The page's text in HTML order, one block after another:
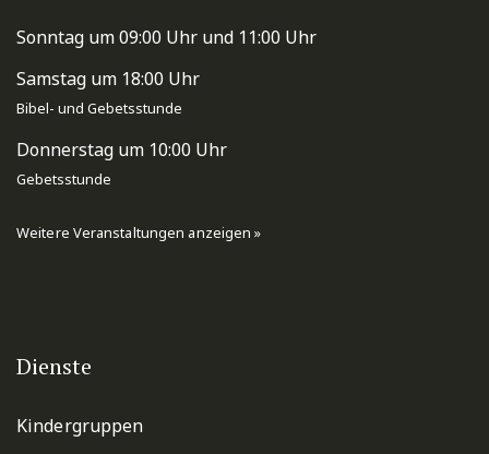
Sonntag um 09:00 Uhr und 11:00 Uhr
Samstag um 18:00 Uhr
Bibel- und Gebetsstunde
Donnerstag um 10:00 Uhr
Gebetsstunde
Weitere Veranstaltungen anzeigen »
Dienste
Kindergruppen